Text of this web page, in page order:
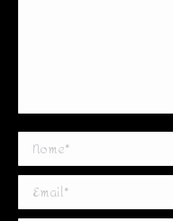
Nome *
Email *